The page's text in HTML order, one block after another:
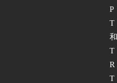
P
T
和
T
R
T